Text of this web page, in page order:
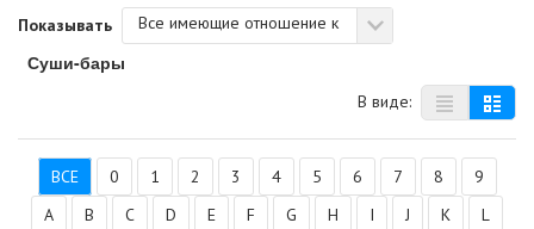
Показывать Все имеющие отношение к
Суши-бары
В виде:
ВСЕ 0 1 2 3 4 5 6 7 8
9
A
B C D E F G H I J K
L